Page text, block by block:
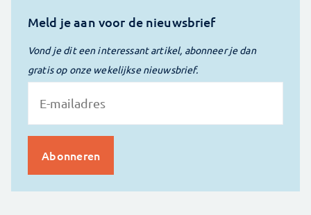
Meld je aan voor de nieuwsbrief
Vond je dit een interessant artikel, abonneer je dan
gratis op onze wekelijkse nieuwsbrief.